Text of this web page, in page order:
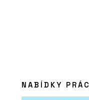
NABÍDKY